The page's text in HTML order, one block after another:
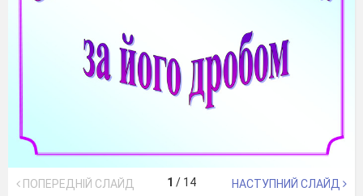
ПОПЕРЕДНІЙ СЛАЙД 1 / 14 НАСТУПНИЙ СЛАЙД